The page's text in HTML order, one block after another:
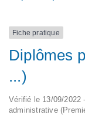
Fiche pratique
Diplômes
...)
Vérifié le 13/09/2022
administrative